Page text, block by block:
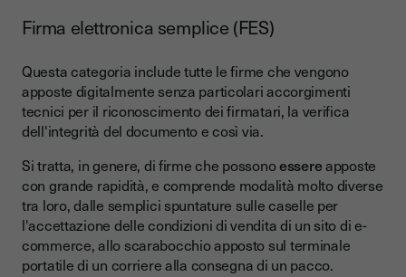
Firma elettronica semplice (FES)
Questa categoria include tutte le firme che vengono
apposte digitalmente senza particolari accorgimenti
tecnici per il riconoscimento dei firmatari, la verifica
dell'integrità del documento e così via.
Si tratta, in genere, di firme che possonoessereapposte
con grande rapidità, e comprende modalità molto diverse
tra loro, dalle semplici spuntature sulle caselle per
l'accettazione delle condizioni di vendita di un sito di e-
commerce, allo scarabocchio apposto sul terminale
portatile di un corriere alla consegna di un pacco.